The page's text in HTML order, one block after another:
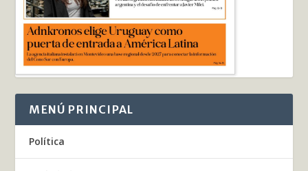
MENÚ PRINCIPAL
Política